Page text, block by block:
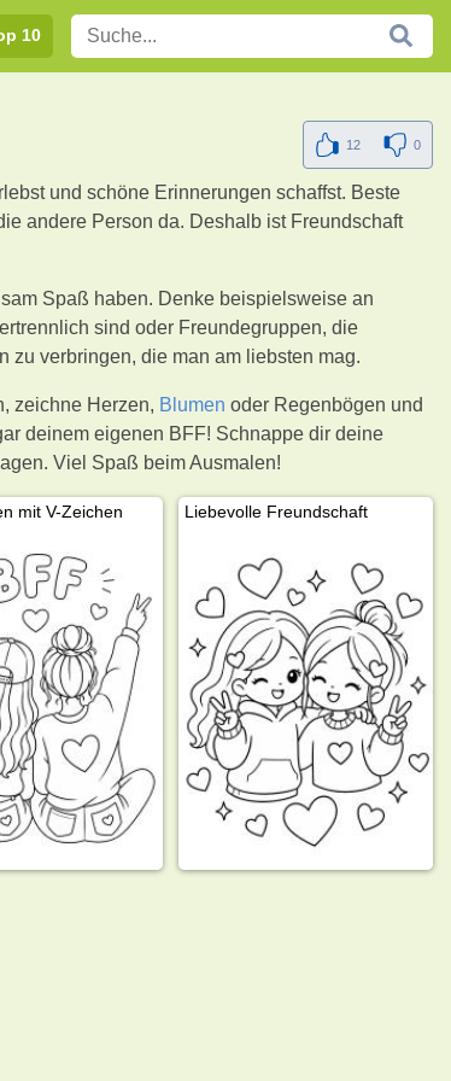
10
12 0
und schöne Erinnerungen schaffst. Beste
andere Person da. Deshalb ist Freundschaft
Spaß haben. Denke beispielsweise an
sind oder Freundegruppen, die
zu verbringen, die man am liebsten mag.
zeichne Herzen, Blumen oder Regenbögen und
deinem eigenen BFF! Schnappe dir deine
Viel Spaß beim Ausmalen!
mit V-Zeichen Liebevolle Freundschaft